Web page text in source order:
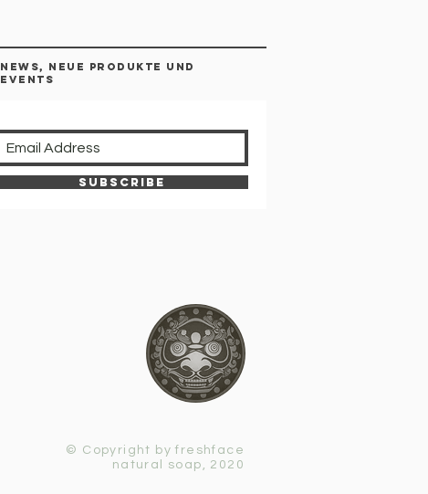
news, neue Produkte und
Events
Subscribe
© Copyright by freshface
natural soap, 2020